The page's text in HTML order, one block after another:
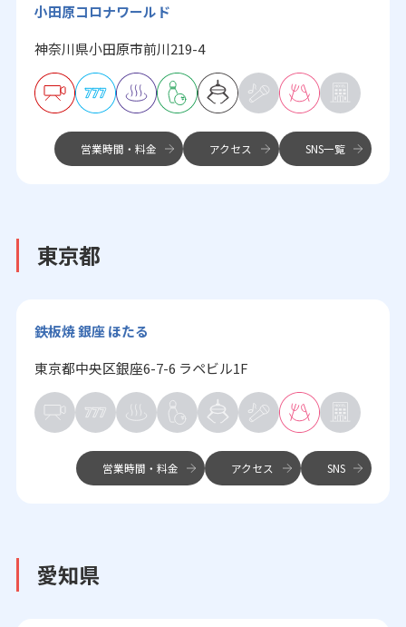
小田原コロナワールド
神奈川県小田原市前川219-4
営業時間・料金 アクセス SNS一覧
東京都
鉄板焼 銀座 ほたる
東京都中央区銀座6-7-6 ラペビル1F
営業時間・料金 アクセス SNS
愛知県